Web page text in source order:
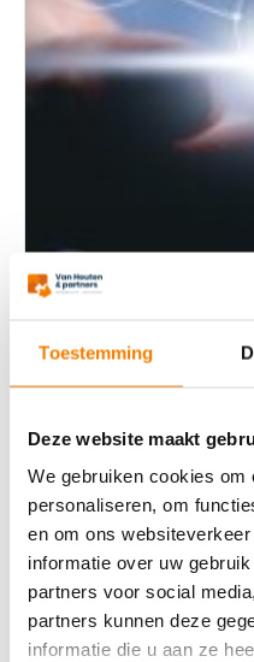
Toestemming
Deze website maakt
We gebruiken cookies
personaliseren, om
en om ons
informatie over uw
partners voor social
partners kunnen deze
informatie die u aan ze
Aankomende
en 14001 in
voor uw
16 oktober 25
Aankomende